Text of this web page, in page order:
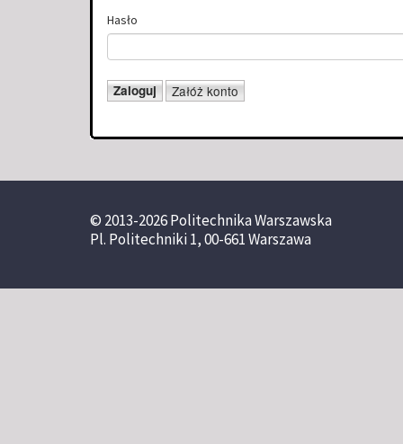
Hasło
© 2013-2026 Politechnika Warszawska
Pl. Politechniki 1, 00-661 Warszawa